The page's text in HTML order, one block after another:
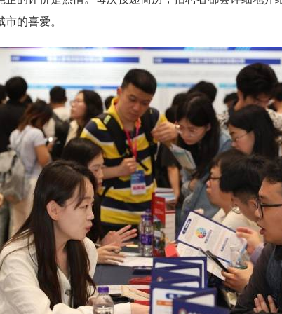
的喜爱。